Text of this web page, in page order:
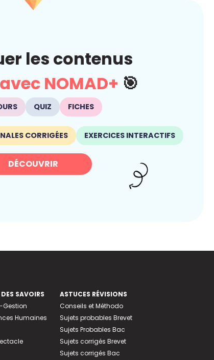
les contenus
avec NOMAD+ 🎯
QUIZ FICHES
CORRIGÉES EXERCICES INTERACTIFS
DÉCOUVRIR
SAVOIRS
Gestion
Humaines
ASTUCES RÉVISIONS
Conseils et Méthodo
Sujets probables Brevet
Sujets Probables Bac
Sujets corrigés Brevet
Sujets corrigés Bac